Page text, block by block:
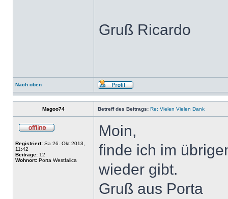
Gruß Ricardo
Nach oben
Magoo74 Betreff des Beitrags: Re: Vielen Vielen Dank
Registriert: Sa 26. Okt 2013,
11:42
Beiträge: 12
Wohnort: Porta Westfalica
Moin,
finde ich im
wieder gibt.
Gruß aus Porta